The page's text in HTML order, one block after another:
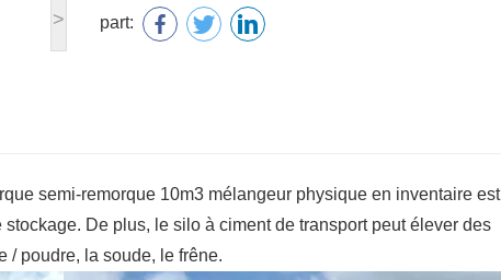
> part:
semi-remorque 10m3 mélangeur physique en inventaire est
De plus, le silo à ciment de transport peut élever des
/ poudre, la soude, le frêne.